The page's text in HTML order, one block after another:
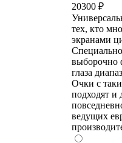
20300 ₽
тех, кто
экранами
выборочно
глаза
Очки с
подходят и
ведущих